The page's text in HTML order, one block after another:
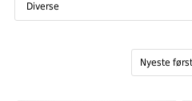
Diverse